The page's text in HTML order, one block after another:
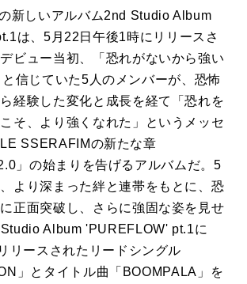
新しいアルバム2nd Studio Album
は、5月22日午後1時にリリースさ
ビュー当初、「恐れがないから強い
信じていた5人のメンバーが、恐怖
経験した変化と成長を経て「恐れを
そ、より強くなれた」というメッセ
SSERAFIMの新たな章
」の始まりを告げるアルバムだ。5
より深まった絆と連帯をもとに、恐
正面突破し、さらに強固な姿を見せ
Album 'PUREFLOW' pt.1に
リースされたリードシングル
」とタイトル曲「BOOMPALA」を